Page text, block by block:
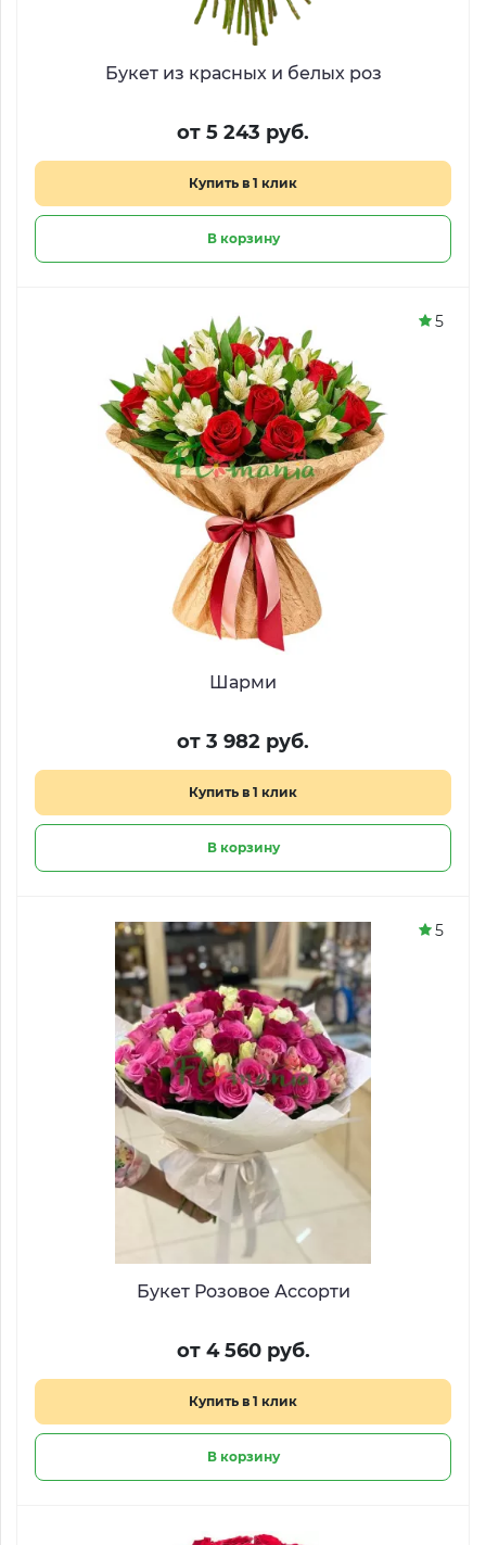
Букет из красных и белых роз
от 5 243 руб.
Купить в 1 клик
В корзину
Шарми
от 3 982 руб.
Купить в 1 клик
В корзину
5
Букет Розовое Ассорти
от 4 560 руб.
Купить в 1 клик
В корзину
5